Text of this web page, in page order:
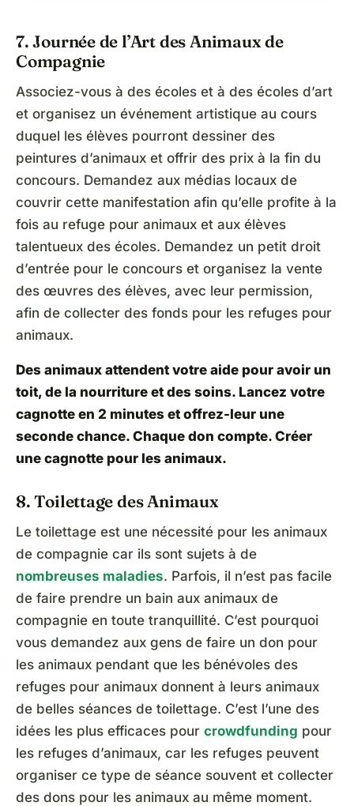
7. Journée de l’Art des Animaux de
Compagnie
Associez-vous à des écoles et à des écoles d’art
et organisez un événement artistique au cours
duquel les élèves pourront dessiner des
peintures d’animaux et offrir des prix à la fin du
concours. Demandez aux médias locaux de
couvrir cette manifestation afin qu’elle profite à la
fois au refuge pour animaux et aux élèves
talentueux des écoles. Demandez un petit droit
d’entrée pour le concours et organisez la vente
des œuvres des élèves, avec leur permission,
afin de collecter des fonds pour les refuges pour
animaux.
Des animaux attendent votre aide pour avoir un
toit, de la nourriture et des soins. Lancez votre
cagnotte en 2 minutes et offrez-leur une
seconde chance. Chaque don compte. Créer
une cagnotte pour les animaux.
8. Toilettage des Animaux
Le toilettage est une nécessité pour les animaux
de compagnie car ils sont sujets à de
nombreuses maladies. Parfois, il n’est pas facile
de faire prendre un bain aux animaux de
compagnie en toute tranquillité. C’est pourquoi
vous demandez aux gens de faire un don pour
les animaux pendant que les bénévoles des
refuges pour animaux donnent à leurs animaux
de belles séances de toilettage. C’est l’une des
idées les plus efficaces pour crowdfunding pour
les refuges d’animaux, car les refuges peuvent
organiser ce type de séance souvent et collecter
des dons pour les animaux au même moment.